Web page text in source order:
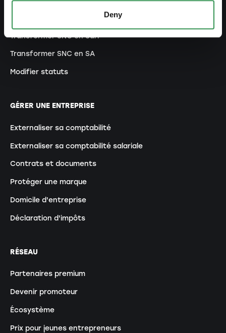
Deny
Transformer SNC en Sàrl
Transformer SNC en SA
Modifier statuts
GÉRER UNE ENTREPRISE
Externaliser sa comptabilité
Externaliser sa comptabilité salariale
Contrats et documents
Protéger une marque
Domicile d'entreprise
Déclaration d'impôts
RÉSEAU
Partenaires premium
Devenir promoteur
Écosystème
Prix pour jeunes entrepreneurs